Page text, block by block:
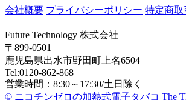
会社概要 プライバシーポリシー 特定商取
Future Technology 株式会社
〒899-0501
鹿児島県出水市野田町上名6504
Tel:0120-862-868
営業時間：8:30～17:30/土日除く
© ニコチンゼロの加熱式電子タバコ The